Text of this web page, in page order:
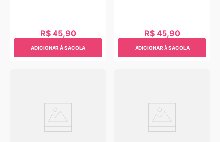
R$ 45,90
ADICIONAR À SACOLA
R$ 45,90
ADICIONAR À SACOLA
8º
porta
9º
parede